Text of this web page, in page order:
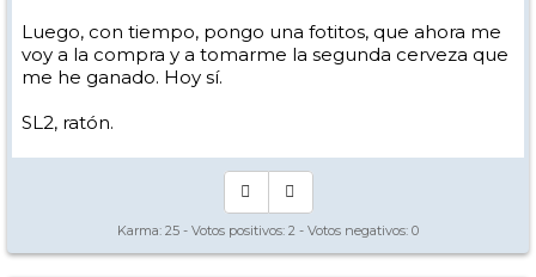
Luego, con tiempo, pongo una fotitos, que ahora me
voy a la compra y a tomarme la segunda cerveza que
me he ganado. Hoy sí.
SL2, ratón.
Karma: 25 - Votos positivos: 2 - Votos negativos: 0